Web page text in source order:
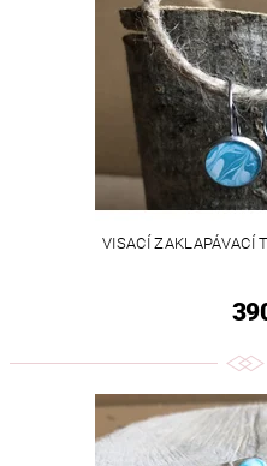
VISACÍ ZAKLAPÁVACÍ